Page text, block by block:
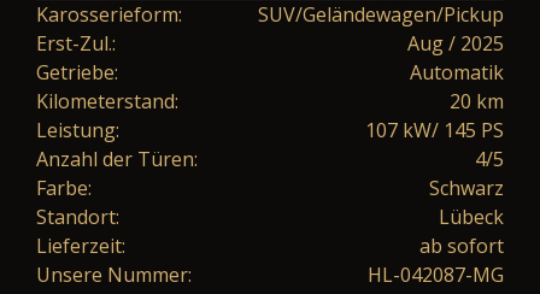
Karosserieform:
SUV/Geländewagen/Pickup
Erst-Zul.:
Aug / 2025
Getriebe:
Automatik
Kilometerstand:
20 km
Leistung:
107 kW/ 145 PS
Anzahl der Türen:
4/5
Farbe:
Schwarz
Standort:
Lübeck
Lieferzeit:
ab sofort
Unsere Nummer:
HL-042087-MG